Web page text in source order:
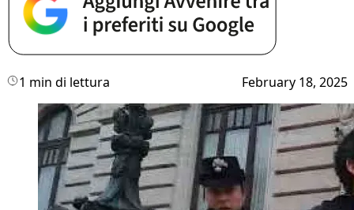
1 min di lettura February 18, 2025